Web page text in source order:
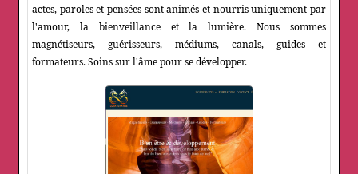
actes, paroles et pensées sont animés et nourris uniquement par
l'amour, la bienveillance et la lumière. Nous sommes
magnétiseurs, guérisseurs, médiums, canals, guides et
formateurs. Soins sur l'âme pour se développer.